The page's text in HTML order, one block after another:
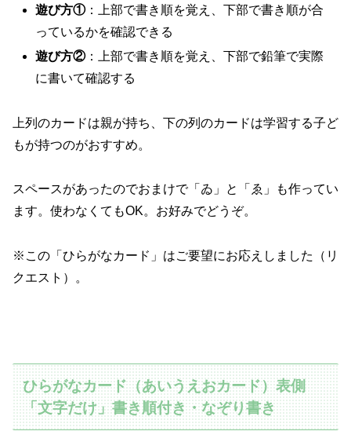
遊び方①：上部で書き順を覚え、下部で書き順が合
っているかを確認できる
遊び方②：上部で書き順を覚え、下部で鉛筆で実際
に書いて確認する
上列のカードは親が持ち、下の列のカードは学習する子ど
もが持つのがおすすめ。
スペースがあったのでおまけで「ゐ」と「ゑ」も作ってい
ます。使わなくてもOK。お好みでどうぞ。
※この「ひらがなカード」はご要望にお応えしました（リ
クエスト）。
ひらがなカード（あいうえおカード）表側
「文字だけ」書き順付き・なぞり書き